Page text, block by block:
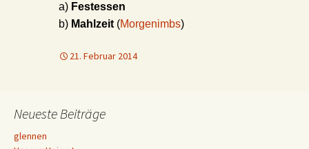
a) Festessen
b) Mahlzeit (Morgenimbs)
21. Februar 2014
Neueste Beiträge
glennen